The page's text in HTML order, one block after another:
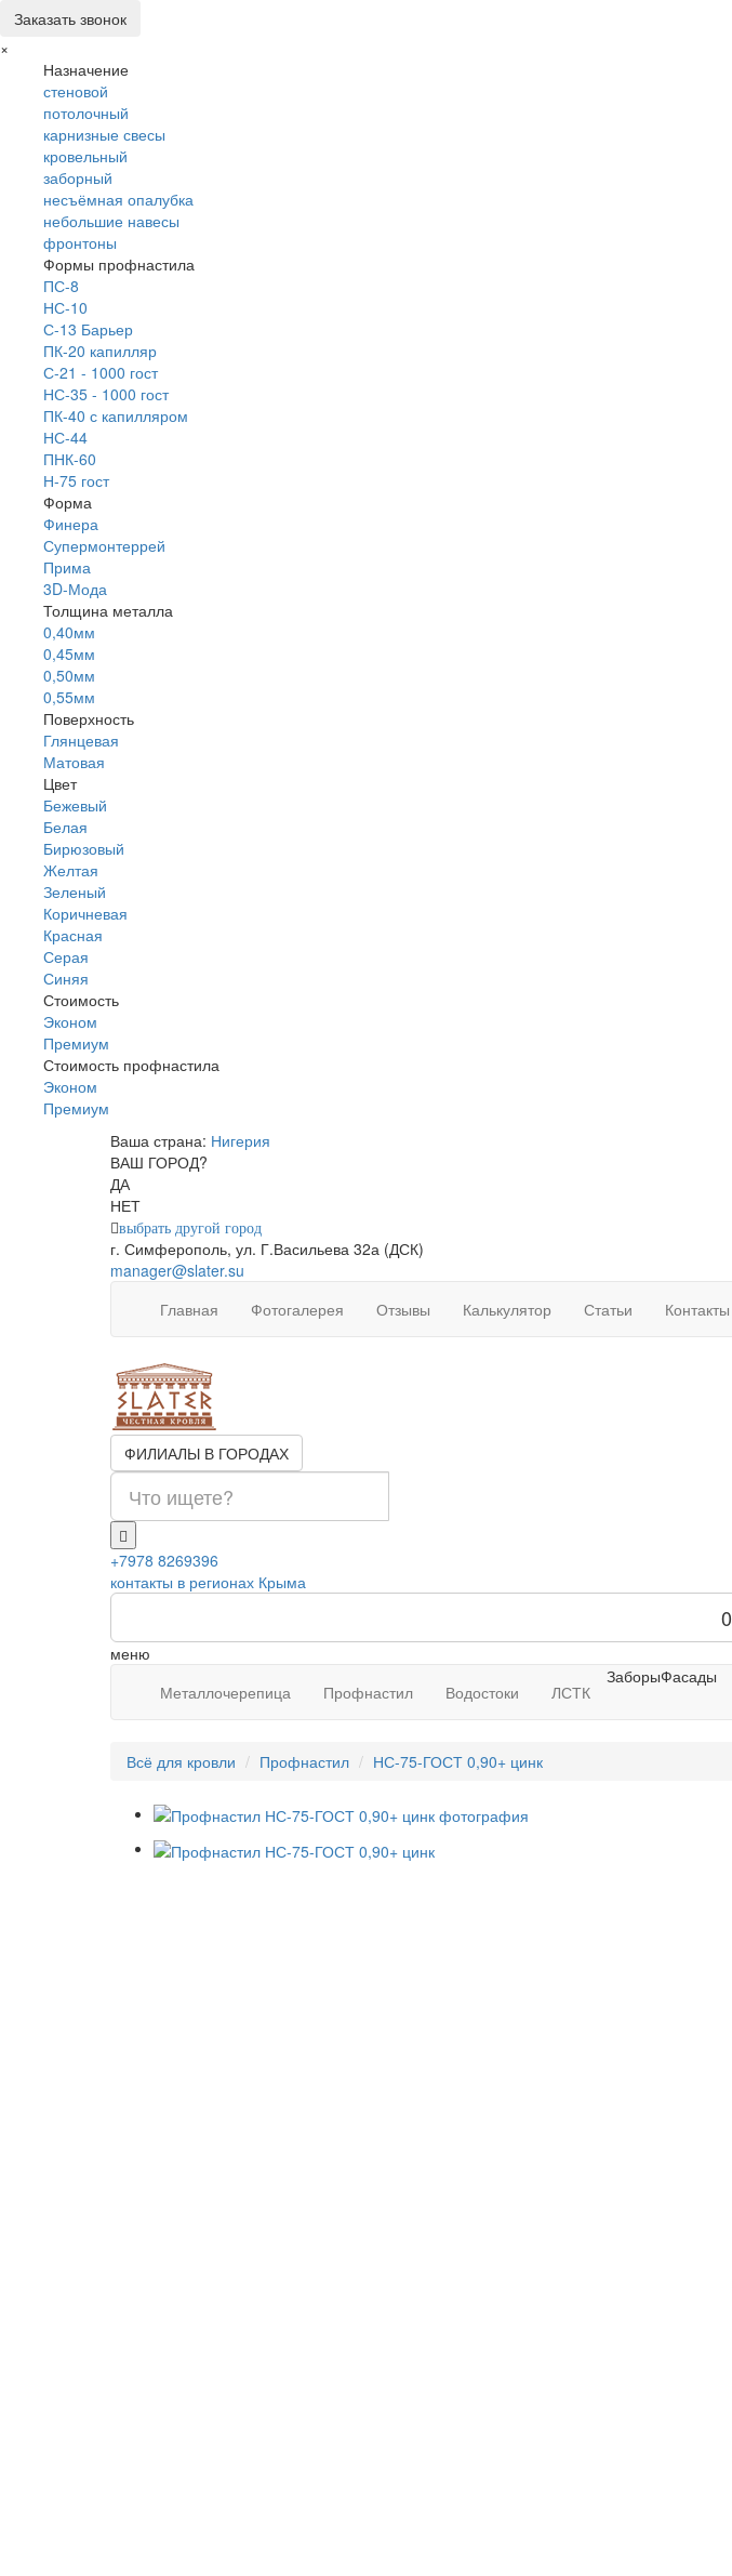
Заказать звонок
×
Назначение
стеновой
потолочный
карнизные свесы
кровельный
заборный
несъёмная опалубка
небольшие навесы
фронтоны
Формы профнастила
ПС-8
НС-10
С-13 Барьер
ПК-20 капилляр
С-21 - 1000 гост
НС-35 - 1000 гост
ПК-40 с капилляром
НС-44
ПНК-60
Н-75 гост
Форма
Финера
Супермонтеррей
Прима
3D-Мода
Толщина металла
0,40мм
0,45мм
0,50мм
0,55мм
Поверхность
Глянцевая
Матовая
Цвет
Бежевый
Белая
Бирюзовый
Желтая
Зеленый
Коричневая
Красная
Серая
Синяя
Стоимость
Эконом
Премиум
Стоимость профнастила
Эконом
Премиум
Ваша страна: Нигерия
ВАШ ГОРОД?
ДА
НЕТ
выбрать другой город
г. Симферополь, ул. Г.Васильева 32а (ДСК)
manager@slater.su
Главная
Фотогалерея Отзывы Калькулятор Статьи Контакты
ФИЛИАЛЫ В ГОРОДАХ
+7978 8269396
контакты в регионах Крыма
0
меню
Металлочерепица
Профнастил Водостоки ЛСТК
ЗаборыФасады
Всё для кровли Профнастил НС-75-ГОСТ 0,90+ цинк